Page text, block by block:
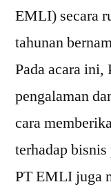
EMLI) secara
tahunan
Pada acara
pengalaman
cara
terhadap
PT EMLI juga